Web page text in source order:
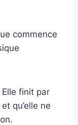
commence
finit par
qu’elle ne